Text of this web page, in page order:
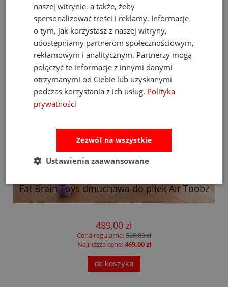
Bestsellery
Fat Brain Toys dmuchawa do piłek Air Toobz
489,00 zł
Cena regularna:526,00 zł
Najniższa cena:469,00 zł
do koszyka
naszej witrynie, a także, żeby
spersonalizować treści i reklamy. Informacje
o tym, jak korzystasz z naszej witryny,
udostępniamy partnerom społecznościowym,
reklamowym i analitycznym. Partnerzy mogą
połączyć te informacje z innymi danymi
otrzymanymi od Ciebie lub uzyskanymi
podczas korzystania z ich usług. Polityka
prywatności
Zezwól na wszystkie
Ustawienia zaawansowane